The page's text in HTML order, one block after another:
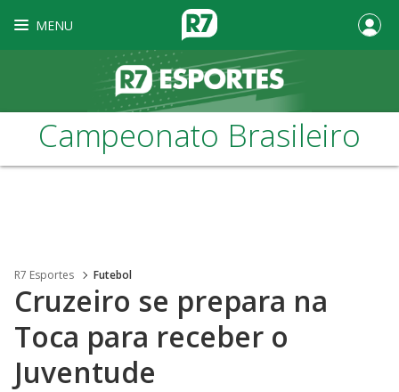
MENU
Campeonato Brasileiro
R7 Esportes Futebol
Cruzeiro se prepara na
Toca para receber o
Juventude